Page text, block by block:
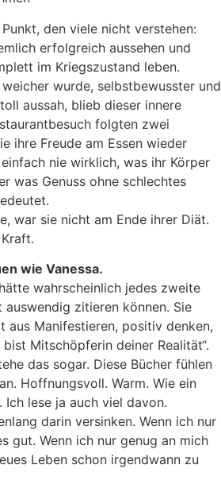
den viele nicht verstehen:
erfolgreich aussehen und
im Kriegszustand leben.
wurde, selbstbewusster und
aussah, blieb dieser innere
folgten zwei
ihre Freude am Essen wieder
einfach nie wirklich, was ihr Körper
was Genuss ohne schlechtes
war sie nicht am Ende ihrer Diät.
wie Vanessa.
wahrscheinlich jedes zweite
auswendig zitieren können. Sie
aus Manifestieren, positiv denken,
Mitschöpferin deiner Realität“.
das sogar. Diese Bücher fühlen
Hoffnungsvoll. Warm. Wie ein
Ich lese ja auch viel davon.
darin versinken. Wenn ich nur
gut. Wenn ich nur genug an mich
Leben schon irgendwann zu